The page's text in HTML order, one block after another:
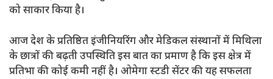
को साकार किया है।
आज देश के प्रतिष्ठित इंजीनियरिंग और मेडिकल संस्थानों में मिथिला
के छात्रों की बढ़ती उपस्थिति इस बात का प्रमाण है कि इस क्षेत्र में
प्रतिभा की कोई कमी नहीं है। ओमेगा स्टडी सेंटर की यह सफलता